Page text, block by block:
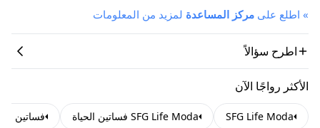
» اطلع على مركز المساعدة لمزيد من المعلومات
اطرح سؤالاً
الأكثر رواجًا الآن
SFG Life Moda SFG Life Moda فساتين الحياة فساتين